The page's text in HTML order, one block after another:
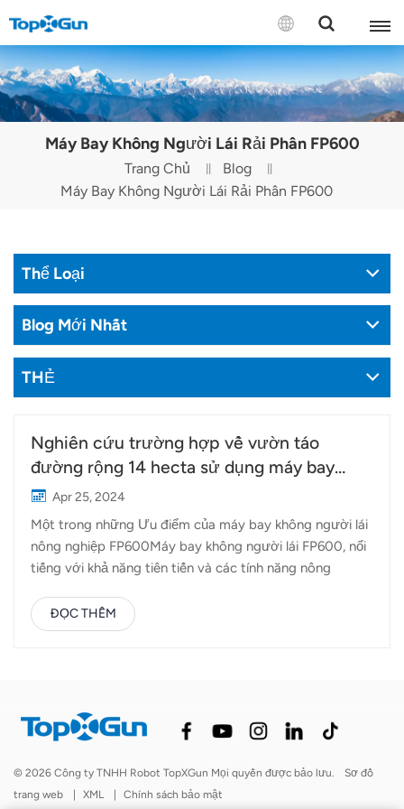
LIÊN HỆ VỚI CHÚNG TÔI
English
Español
Русский
Tiếng Việt
Máy Bay Không Người Lái Rải Phân FP600
Trang Chủ
Blog
Máy Bay Không Người Lái Rải Phân FP600
Thể Loại
Blog Mới Nhất
THẺ
Nghiên cứu trường hợp về vườn táo
đường rộng 14 hecta sử dụng máy bay
không người lái Topxgun
Apr 25, 2024
Một trong những Ưu điểm của máy bay không người lái
nông nghiệp FP600Máy bay không người lái FP600, nổi
tiếng với khả năng tiên tiến và các tính năng nông
lý đất hiệu quả. Phân phối đồng đều thông qua phương
pháp rải khíVới 6 kênh phun khí, FP600 đảm bảo phân
thụ chất dinh dưỡng của cây trồng, do đó tối ưu hóa
khả năng sinh trưởng và năng suất. rải vôi và hơn thế
linh hoạt trong ứng dụng. Ngoài việc xử lý đất tiêu
ĐỌC THÊM
© 2026 Công ty TNHH Robot TopXGun Mọi quyền được bảo lưu.
Sơ đồ
trang web
| XML | Chính sách bảo mật